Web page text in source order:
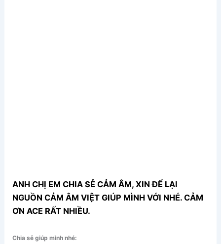
ANH CHỊ EM CHIA SẺ CẢM ÂM, XIN ĐỂ LẠI
NGUỒN CẢM ÂM VIỆT GIÚP MÌNH VỚI NHÉ. CẢM
ƠN ACE RẤT NHIỀU.
Chia sẻ giúp mình nhé: